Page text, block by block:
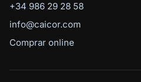
+34 986 29 28 58
info@caicor.com
Comprar online